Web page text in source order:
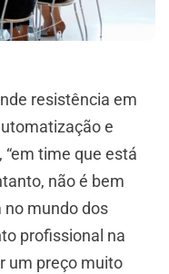
resistência em
e
time que está
não é bem
no mundo dos
profissional na
um preço muito